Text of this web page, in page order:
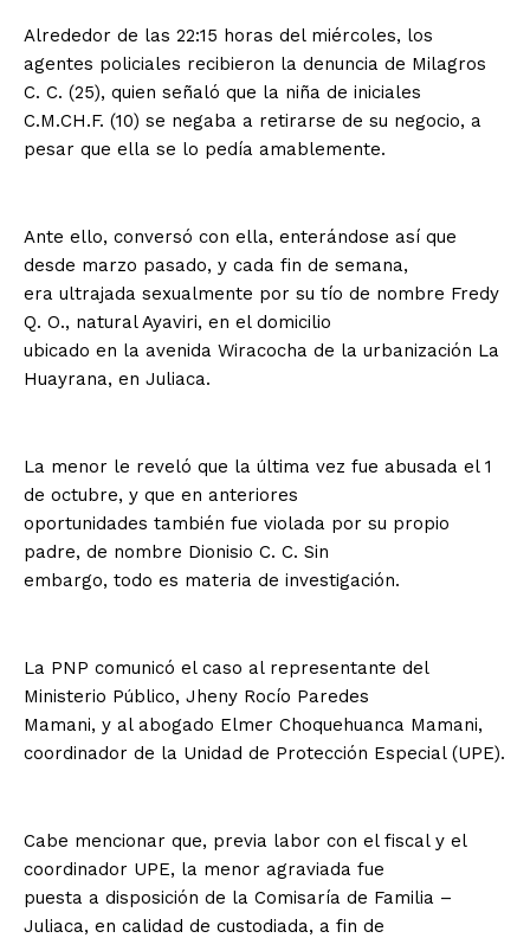
Alrededor de las 22:15 horas del miércoles, los
agentes policiales recibieron la denuncia de Milagros
C. C. (25), quien señaló que la niña de iniciales
C.M.CH.F. (10) se negaba a retirarse de su negocio, a
pesar que ella se lo pedía amablemente.
Ante ello, conversó con ella, enterándose así que
desde marzo pasado, y cada fin de semana,
era ultrajada sexualmente por su tío de nombre Fredy
Q. O., natural Ayaviri, en el domicilio
ubicado en la avenida Wiracocha de la urbanización La
Huayrana, en Juliaca.
La menor le reveló que la última vez fue abusada el 1
de octubre, y que en anteriores
oportunidades también fue violada por su propio
padre, de nombre Dionisio C. C. Sin
embargo, todo es materia de investigación.
La PNP comunicó el caso al representante del
Ministerio Público, Jheny Rocío Paredes
Mamani, y al abogado Elmer Choquehuanca Mamani,
coordinador de la Unidad de Protección Especial (UPE).
Cabe mencionar que, previa labor con el fiscal y el
coordinador UPE, la menor agraviada fue
puesta a disposición de la Comisaría de Familia –
Juliaca, en calidad de custodiada, a fin de